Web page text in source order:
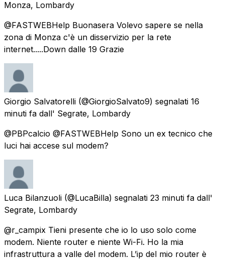
Monza, Lombardy
@FASTWEBHelp Buonasera Volevo sapere se nella
zona di Monza c'è un disservizio per la rete
internet.....Down dalle 19 Grazie
Giorgio Salvatorelli (@GiorgioSalvato9) segnalati 16
minuti fa dall' Segrate, Lombardy
@PBPcalcio @FASTWEBHelp Sono un ex tecnico che
luci hai accese sul modem?
Luca Bilanzuoli (@LucaBilla) segnalati 23 minuti fa dall'
Segrate, Lombardy
@r_campix Tieni presente che io lo uso solo come
modem. Niente router e niente Wi-Fi. Ho la mia
infrastruttura a valle del modem. L’ip del mio router è